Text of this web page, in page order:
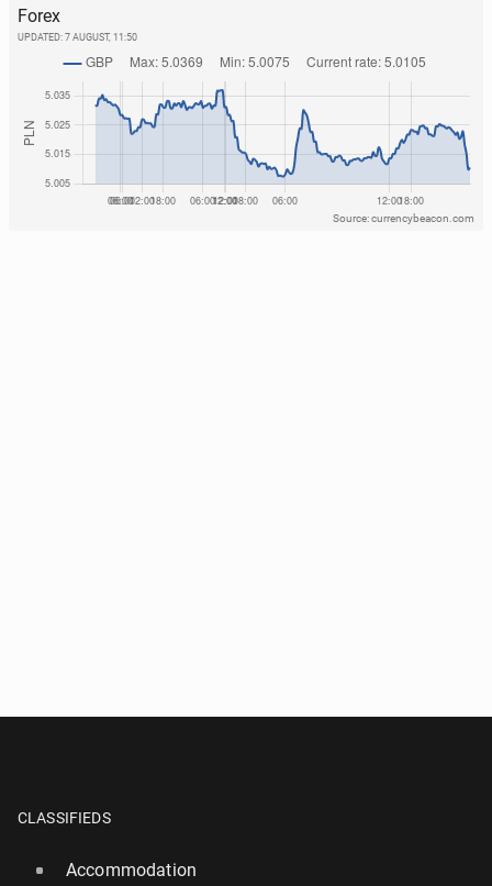
Forex
UPDATED: 7 AUGUST, 11:50
Source: currencybeacon.com
CLASSIFIEDS
Accommodation